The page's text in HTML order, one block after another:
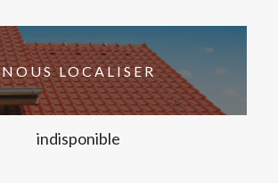
NOUS LOCALISER
indisponible